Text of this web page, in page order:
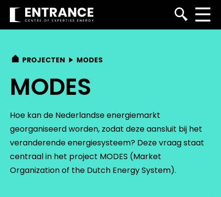
PROJECTEN MODES
MODES
Hoe kan de Nederlandse energiemarkt
georganiseerd worden, zodat deze aansluit bij het
veranderende energiesysteem? Deze vraag staat
centraal in het project MODES (Market
Organization of the Dutch Energy System).